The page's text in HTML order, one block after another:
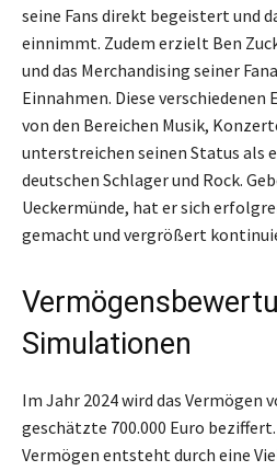
seine Fans direkt begeistert und
einnimmt. Zudem erzielt Ben
und das Merchandising seiner
Einnahmen. Diese
von den Bereichen Musik,
unterstreichen seinen Status als
deutschen Schlager und Rock.
Ueckermünde, hat er sich
gemacht und vergrößert
Simulationen
Im Jahr 2024 wird das Vermögen
geschätzte 700.000 Euro
Vermögen entsteht durch eine